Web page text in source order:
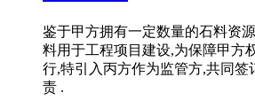
鉴于甲方拥有一定数量的石料资
料用于工程项目建设,为保障甲方
行,特引入丙方作为监管方,共同签
责 .